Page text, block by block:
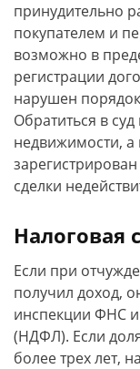
принудительно
покупателем и
возможно в
регистрации
нарушен
Обратиться в
недвижимости, а
сделки
Налоговая
Если при
получил доход,
инспекции ФНС и
(НДФЛ). Если
более трех лет,